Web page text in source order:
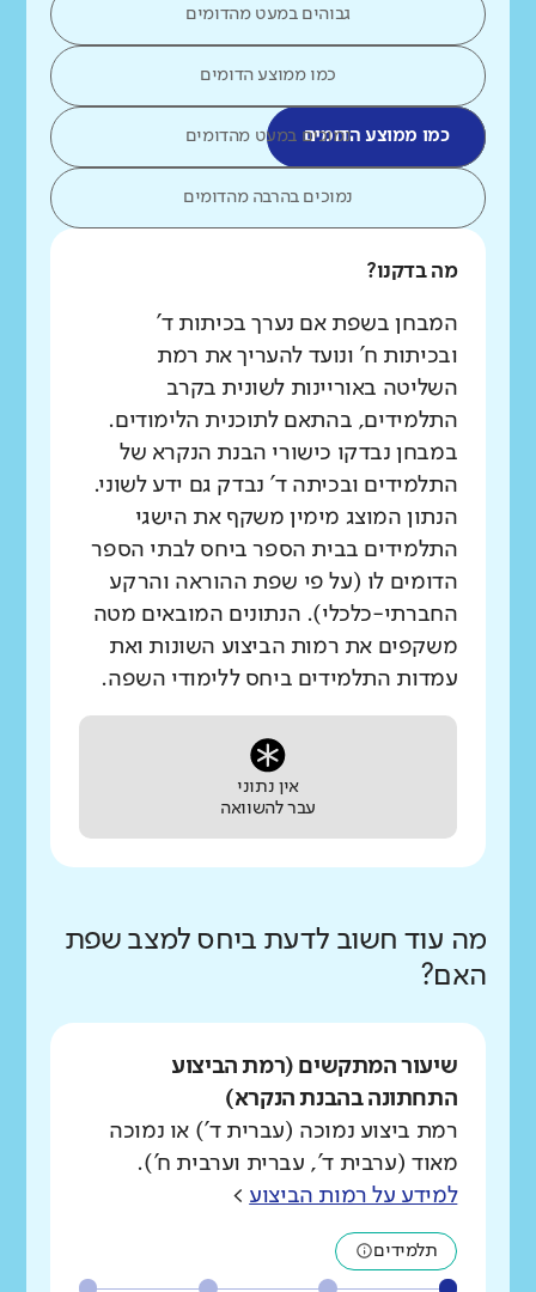
גבוהים במעט מהדומים
כמו ממוצע הדומים
כמו ממוצע הדומיםנמוכים במעט מהדומים
נמוכים בהרבה מהדומים
מה בדקנו?
המבחן בשפת אם נערך בכיתות ד'
ובכיתות ח' ונועד להעריך את רמת
השליטה באוריינות לשונית בקרב
התלמידים, בהתאם לתוכנית הלימודים.
במבחן נבדקו כישורי הבנת הנקרא של
התלמידים ובכיתה ד' נבדק גם ידע לשוני.
הנתון המוצג מימין משקף את הישגי
התלמידים בבית הספר ביחס לבתי הספר
הדומים לו (על פי שפת ההוראה והרקע
החברתי-כלכלי). הנתונים המובאים מטה
משקפים את רמות הביצוע השונות ואת
עמדות התלמידים ביחס ללימודי השפה.
אין נתוני
עבר להשוואה
מה עוד חשוב לדעת ביחס למצב שפת
האם?
שיעור המתקשים (רמת הביצוע
התחתונה בהבנת הנקרא)
רמת ביצוע נמוכה (עברית ד') או נמוכה
מאוד (ערבית ד', עברית וערבית ח').
למידע על רמות הביצוע >
תלמידים